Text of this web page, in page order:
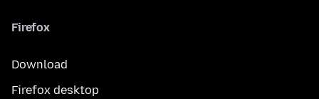
Firefox
Download
Firefox desktop